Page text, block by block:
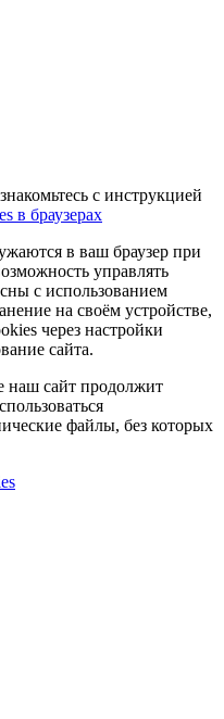
с инструкцией
в браузерах
в ваш браузер при
управлять
с использованием
на своём устройстве,
через настройки
сайта.
наш сайт продолжит
файлы, без которых